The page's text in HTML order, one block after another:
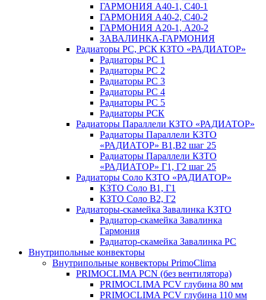
ГАРМОНИЯ А40-1, С40-1
ГАРМОНИЯ А40-2, С40-2
ГАРМОНИЯ А20-1, А20-2
ЗАВАЛИНКА-ГАРМОНИЯ
Радиаторы РС, РСК КЗТО «РАДИАТОР»
Радиаторы РС 1
Радиаторы РС 2
Радиаторы РС 3
Радиаторы РС 4
Радиаторы РС 5
Радиаторы РСК
Радиаторы Параллели КЗТО «РАДИАТОР»
Радиаторы Параллели КЗТО
«РАДИАТОР» В1,В2 шаг 25
Радиаторы Параллели КЗТО
«РАДИАТОР» Г1, Г2 шаг 25
Радиаторы Соло КЗТО «РАДИАТОР»
КЗТО Соло В1, Г1
КЗТО Соло В2, Г2
Радиаторы-скамейка Завалинка КЗТО
Радиатор-скамейка Завалинка
Гармония
Радиатор-скамейка Завалинка РС
Внутрипольные конвекторы
Внутрипольные конвекторы PrimoClima
PRIMOCLIMA PCN (без вентилятора)
PRIMOCLIMA PCV глубина 80 мм
PRIMOCLIMA PCV глубина 110 мм